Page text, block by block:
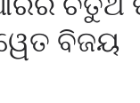
ବିଜୟ